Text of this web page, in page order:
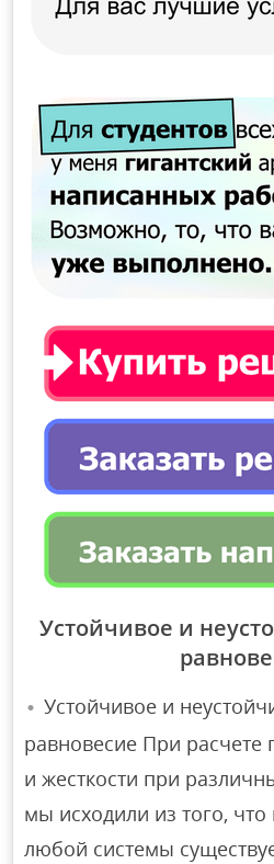
Устойчивое и
Устойчивое и
равновесие При расчете
и жесткости при
мы исходили из того,
любой системы